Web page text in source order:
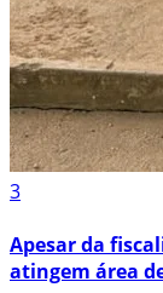
3
Apesar da
atingem área